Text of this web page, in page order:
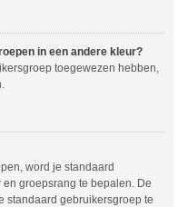
in een andere kleur?
toegewezen hebben,
word je standaard
groepsrang te bepalen. De
standaard gebruikersgroep te